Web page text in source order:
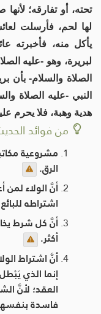
تحته، أو تفارقه؛
لها لحم، فأرسلت
يأكل منه، فأخبرته
لبريرة، وهو -عليه
الصلاة والسلام- بأن
النبي -عليه الصلاة
هدية وهبة، فلا يحرم
من فوائد
مشروعية
الرق.
أنَّ الولاء لمن
اشتراطه
أنَّ كل شرط
أكثر.
أنَّ اشتراط
إنما الذي
العقد؛ لأنَّ
فاسدة